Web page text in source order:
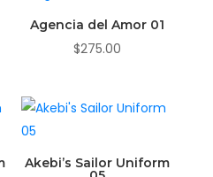
Agencia del Amor 01
$275.00
Akebi’s Sailor Uniform